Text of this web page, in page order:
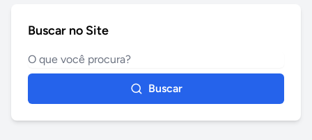
Buscar no Site
Buscar